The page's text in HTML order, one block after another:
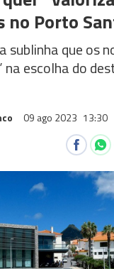
no Porto
sublinha que os
escolha do
09 ago 2023 13:30